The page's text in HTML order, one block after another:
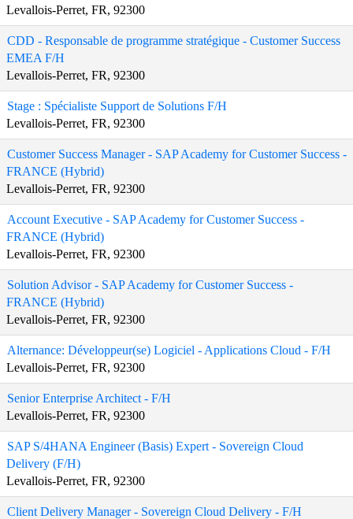
Levallois-Perret, FR, 92300
CDD - Responsable de programme stratégique - Customer Success
EMEA F/H
Levallois-Perret, FR, 92300
Stage : Spécialiste Support de Solutions F/H
Levallois-Perret, FR, 92300
Customer Success Manager - SAP Academy for Customer Success -
FRANCE (Hybrid)
Levallois-Perret, FR, 92300
Account Executive - SAP Academy for Customer Success -
FRANCE (Hybrid)
Levallois-Perret, FR, 92300
Solution Advisor - SAP Academy for Customer Success -
FRANCE (Hybrid)
Levallois-Perret, FR, 92300
Alternance: Développeur(se) Logiciel - Applications Cloud - F/H
Levallois-Perret, FR, 92300
Senior Enterprise Architect - F/H
Levallois-Perret, FR, 92300
SAP S/4HANA Engineer (Basis) Expert - Sovereign Cloud
Delivery (F/H)
Levallois-Perret, FR, 92300
Client Delivery Manager - Sovereign Cloud Delivery - F/H